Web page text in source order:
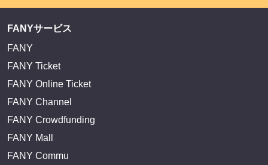
FANYサービス
FANY
FANY Ticket
FANY Online Ticket
FANY Channel
FANY Crowdfunding
FANY Mall
FANY Commu